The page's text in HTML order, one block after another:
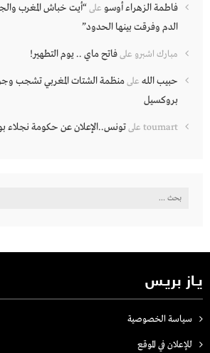
فاطمة الزهراء أوسو على“أيت خباش المغرب
الدم وفرقت بينها الحدود”
مبارك اشبرو علىفاتح ماي .. يوم التطهير!
حبيب الله علىمنظمة الشتات المغربي تشجب
بروكسيل
toumart علىتونس..الإعلان عن حكومة نجلاء
البحث
يـاز بريـس
سياسة الخصوصية
للإعلان في الموقع